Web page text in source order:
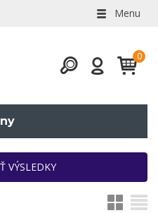
Menu
VÝSLEDKY